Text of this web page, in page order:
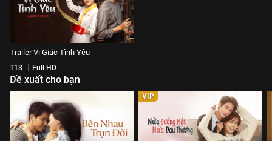
Trailer Vị Giác Tình Yêu
T13 Full HD
Đề xuất cho bạn
VIP